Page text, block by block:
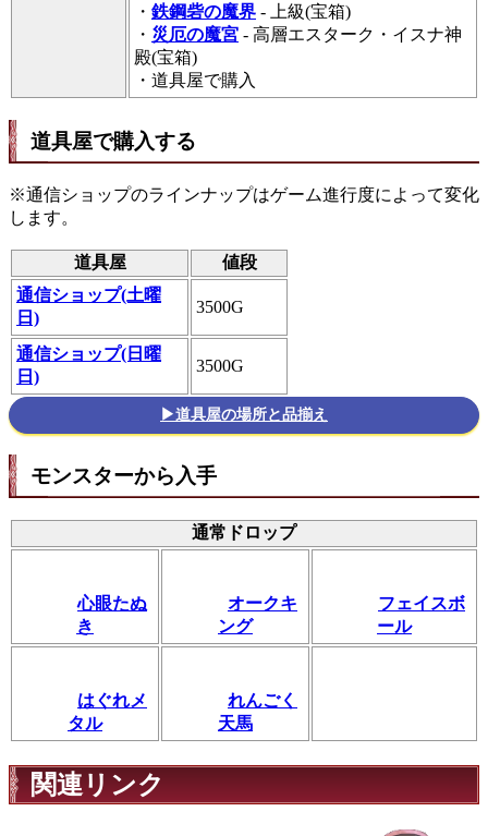
・ 鉄鋼砦の魔界 - 上級(宝箱)
・ 災厄の魔宮 - 高層エスターク・イスナ神
殿(宝箱)
・道具屋で購入
道具屋で購入する
※通信ショップのラインナップはゲーム進行度によって変化
します。
道具屋
値段
通信ショップ(土曜
日)
3500G
通信ショップ(日曜
日)
3500G
▶道具屋の場所と品揃え
モンスターから入手
通常ドロップ
心眼たぬ
き
オークキ
ング
フェイスボ
ール
はぐれメ
タル
れんごく
天馬
関連リンク